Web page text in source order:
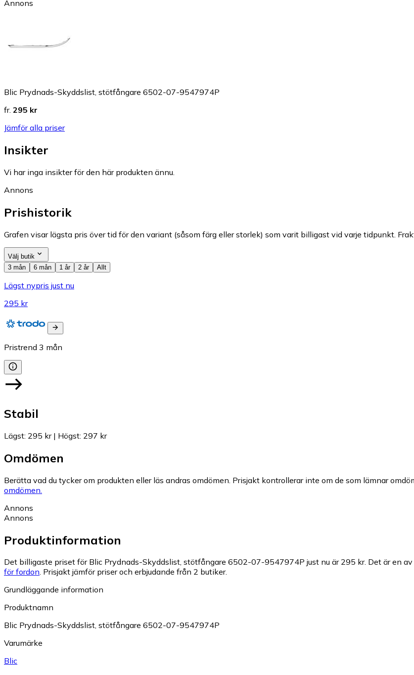
Annons
Blic Prydnads-Skyddslist, stötfångare 6502-07-9547974P
fr. 295 kr
Jämför alla priser
Insikter
Vi har inga insikter för den här produkten ännu.
Annons
Prishistorik
Grafen visar lägsta pris över tid för den variant (såsom färg eller storlek) som varit billigast vid varje tidpunkt.
Välj butik
3 mån
6 mån 1 år 2 år Allt
Lägst nypris just nu
295 kr
Pristrend 3 mån
Stabil
Lägst: 295 kr| Högst: 297 kr
Omdömen
Berätta vad du tycker om produkten eller läs andras omdömen. Prisjakt kontrollerar inte om de som lämnar
omdömen.
Annons
Annons
Produktinformation
Det billigaste priset för Blic Prydnads-Skyddslist, stötfångare 6502-07-9547974P just nu är 295 kr. Det är en
för fordon. Prisjakt jämför priser och erbjudande från 2 butiker.
Grundläggande information
Produktnamn
Blic Prydnads-Skyddslist, stötfångare 6502-07-9547974P
Varumärke
Blic